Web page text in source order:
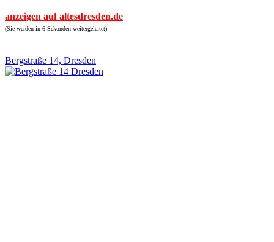
anzeigen auf altesdresden.de
(Sie werden in 6 Sekunden weitergeleitet)
Bergstraße 14, Dresden